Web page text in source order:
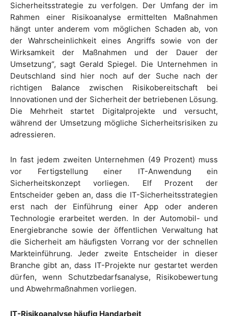
Sicherheitsstrategie zu verfolgen. Der Umfang der im
Rahmen einer Risikoanalyse ermittelten Maßnahmen
hängt unter anderem vom möglichen Schaden ab, von
der Wahrscheinlichkeit eines Angriffs sowie von der
Wirksamkeit der Maßnahmen und der Dauer der
Umsetzung“, sagt Gerald Spiegel. Die Unternehmen in
Deutschland sind hier noch auf der Suche nach der
richtigen Balance zwischen Risikobereitschaft bei
Innovationen und der Sicherheit der betriebenen Lösung.
Die Mehrheit startet Digitalprojekte und versucht,
während der Umsetzung mögliche Sicherheitsrisiken zu
adressieren.
In fast jedem zweiten Unternehmen (49 Prozent) muss
vor Fertigstellung einer IT-Anwendung ein
Sicherheitskonzept vorliegen. Elf Prozent der
Entscheider geben an, dass die IT-Sicherheitsstrategien
erst nach der Einführung einer App oder anderen
Technologie erarbeitet werden. In der Automobil- und
Energiebranche sowie der öffentlichen Verwaltung hat
die Sicherheit am häufigsten Vorrang vor der schnellen
Markteinführung. Jeder zweite Entscheider in dieser
Branche gibt an, dass IT-Projekte nur gestartet werden
dürfen, wenn Schutzbedarfsanalyse, Risikobewertung
und Abwehrmaßnahmen vorliegen.
IT-Risikoanalyse häufig Handarbeit